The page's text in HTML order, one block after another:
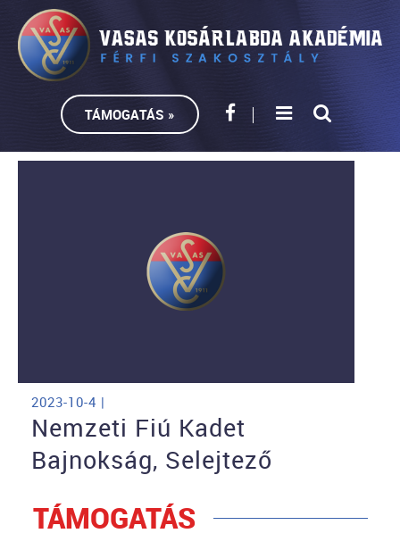
TÁMOGATÁS »
2023-10-4 |
Nemzeti Fiú Kadet
Bajnokság, Selejtező
TÁMOGATÁS